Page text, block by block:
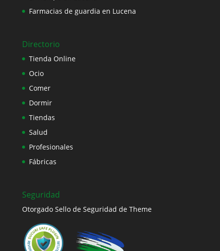
Farmacias de guardia en Lucena
Directorio
Tienda Online
Ocio
Comer
Dormir
Tiendas
Salud
Profesionales
Fábricas
Seguridad
Otorgado Sello de Seguridad de Theme